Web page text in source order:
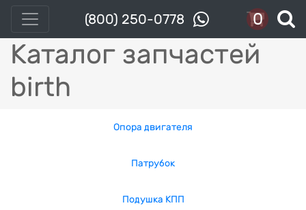
(800) 250-0778 0
Каталог запчастей
birth
Опора двигателя
Патрубок
Подушка КПП